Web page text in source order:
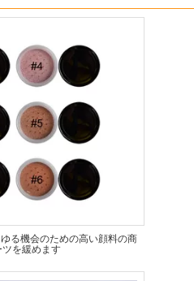
る機会のための高い顔料の商
ツを緩めます